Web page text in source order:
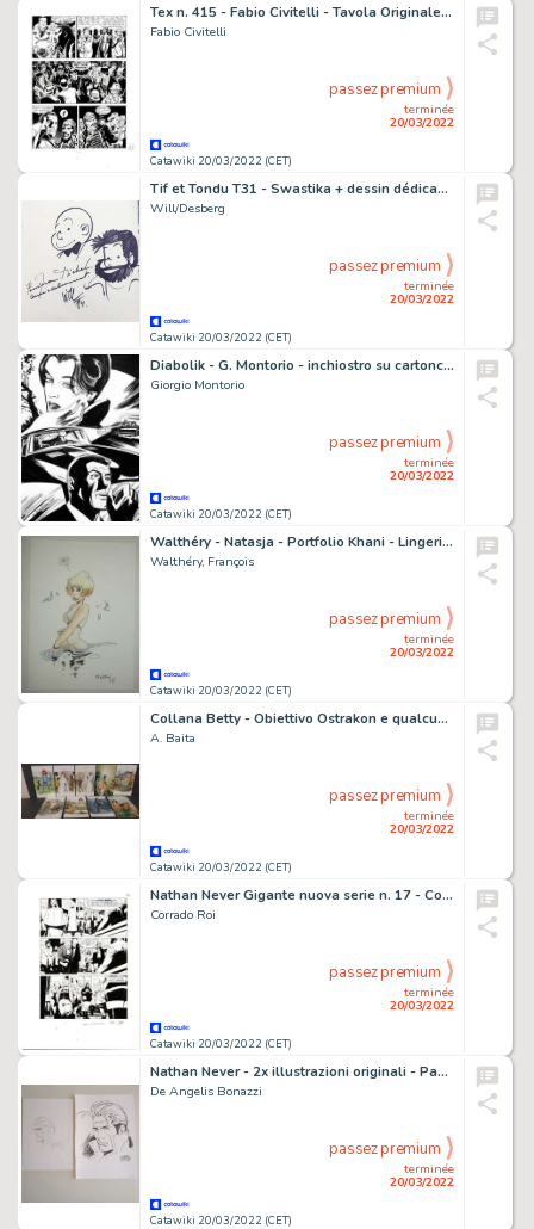
Tex n. 415 - Fabio Civitelli - Tavola Originale "Delitto nel porto" - Page volante - Exemplaire unique - (1995)
Fabio Civitelli
Catawiki 20/03/2022 (CET)
terminée
20/03/2022
passez premium
Tif et Tondu T31 - Swastika + dessin dédicacé - Broché - EO - (1983)
Will/Desberg
Catawiki 20/03/2022 (CET)
terminée
20/03/2022
passez premium
Diabolik - G. Montorio - inchiostro su cartoncino - firmato - Page volante - (2022)
Giorgio Montorio
Catawiki 20/03/2022 (CET)
terminée
20/03/2022
passez premium
Walthéry - Natasja - Portfolio Khani - Lingerie - Met originele kleurentekening - Cartonné - EO - (2007)
Walthéry, François
Catawiki 20/03/2022 (CET)
terminée
20/03/2022
passez premium
Collana Betty - Obiettivo Ostrakon e qualcuno attende - Exemplaire unique (1978)
A. Baita
Catawiki 20/03/2022 (CET)
terminée
20/03/2022
passez premium
Nathan Never Gigante nuova serie n. 17 - Corrado Roi - Tavola Originale "I giorni della maschera" - Page volante - Exemplaire unique - (2014)
Corrado Roi
Catawiki 20/03/2022 (CET)
terminée
20/03/2022
passez premium
Nathan Never - 2x illustrazioni originali - Page volante
De Angelis Bonazzi
Catawiki 20/03/2022 (CET)
terminée
20/03/2022
passez premium